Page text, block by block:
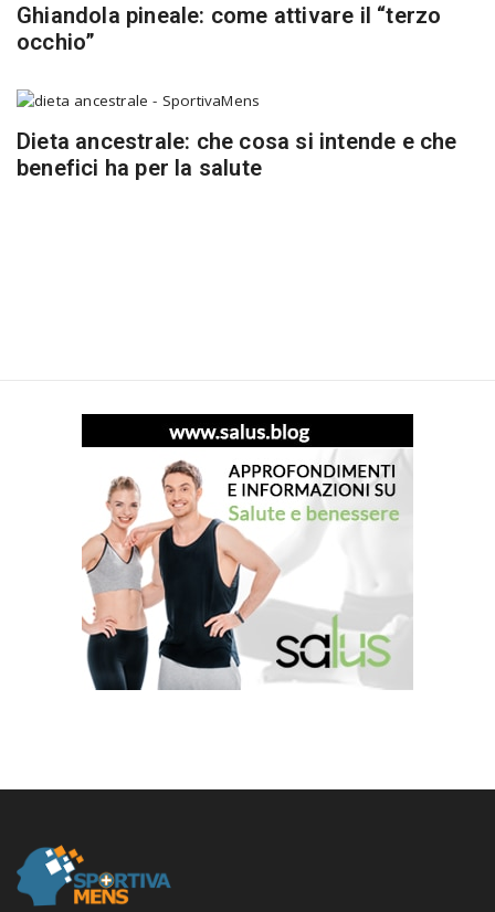
Ghiandola pineale: come attivare il “terzo
occhio”
Dieta ancestrale: che cosa si intende e che
benefici ha per la salute